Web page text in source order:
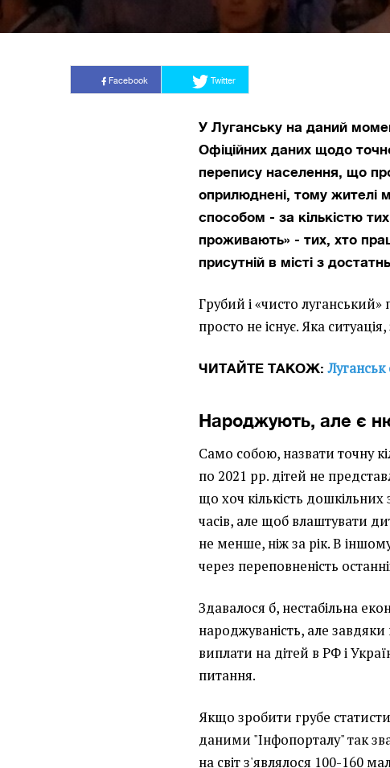
Facebook Twitter
У Луганську на даний
Офіційних даних щодо
перепису населення, що
оприлюднені, тому жителі
способом - за кількістю
проживають» - тих, хто
присутній в місті з
Грубий і «чисто луганський»
просто не існує. Яка
ЧИТАЙТЕ ТАКОЖ:Луганськ
Народжують, але є
Само собою, назвати точну
по 2021 рр. дітей не
що хоч кількість дошкільних
часів, але щоб влаштувати
не менше, ніж за рік. В
через переповненість
Здавалося б, нестабільна
народжуваність, але
виплати на дітей в РФ і
питання.
Якщо зробити грубе
даними "Інфопорталу" так
на світ з'являлося 100-160